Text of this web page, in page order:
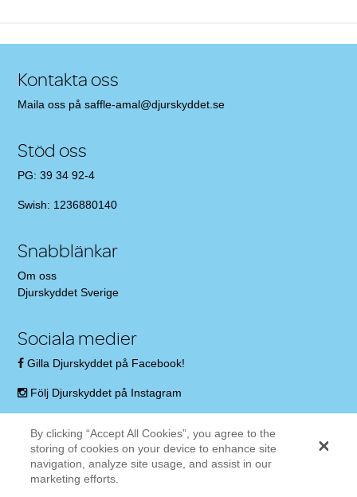
Kontakta oss
Maila oss påsaffle-amal@djurskyddet.se
Stöd oss
PG: 39 34 92-4
Swish: 1236880140
Snabblänkar
Om oss
Djurskyddet Sverige
Sociala medier
Gilla Djurskyddet på Facebook!
Följ Djurskyddet på Instagram
By clicking “Accept All Cookies”, you agree to the
storing of cookies on your device to enhance site
navigation, analyze site usage, and assist in our
marketing efforts.